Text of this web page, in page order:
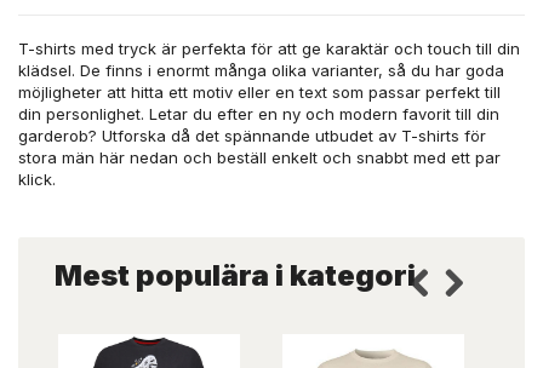
T-shirts med tryck är perfekta för att ge karaktär och touch till din
klädsel. De finns i enormt många olika varianter, så du har goda
möjligheter att hitta ett motiv eller en text som passar perfekt till
din personlighet. Letar du efter en ny och modern favorit till din
garderob? Utforska då det spännande utbudet av T-shirts för
stora män här nedan och beställ enkelt och snabbt med ett par
klick.
Mest populära i kategori